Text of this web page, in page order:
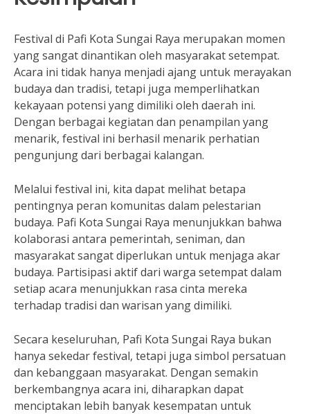
Festival di Pafi Kota Sungai Raya merupakan momen
yang sangat dinantikan oleh masyarakat setempat.
Acara ini tidak hanya menjadi ajang untuk merayakan
budaya dan tradisi, tetapi juga memperlihatkan
kekayaan potensi yang dimiliki oleh daerah ini.
Dengan berbagai kegiatan dan penampilan yang
menarik, festival ini berhasil menarik perhatian
pengunjung dari berbagai kalangan.
Melalui festival ini, kita dapat melihat betapa
pentingnya peran komunitas dalam pelestarian
budaya. Pafi Kota Sungai Raya menunjukkan bahwa
kolaborasi antara pemerintah, seniman, dan
masyarakat sangat diperlukan untuk menjaga akar
budaya. Partisipasi aktif dari warga setempat dalam
setiap acara menunjukkan rasa cinta mereka
terhadap tradisi dan warisan yang dimiliki.
Secara keseluruhan, Pafi Kota Sungai Raya bukan
hanya sekedar festival, tetapi juga simbol persatuan
dan kebanggaan masyarakat. Dengan semakin
berkembangnya acara ini, diharapkan dapat
menciptakan lebih banyak kesempatan untuk